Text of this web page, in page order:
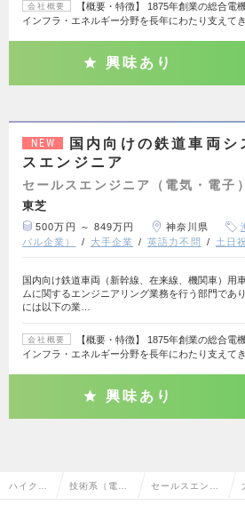
会社概要
【概要・特徴】 1875年創業の総合電
インフラ・エネルギー分野を長年にわたり支えて
興味あり
NEW
国内向けの鉄道車両シ
スエンジニア
セールスエンジニア（電気・電子）
東芝
500万円 ～ 849万円 神奈川県
バル企業）
大手企業 英語力不問 土日
国内向け鉄道車両（新幹線、在来線、機関車）用
ムに関するエンジニアリング業務を行う部門であ
には以下の業…
会社概要
【概要・特徴】 1875年創業の総合電
インフラ・エネルギー分野を長年にわたり支えて
興味あり
ハイクラ 技術系（電 セールスエンジ